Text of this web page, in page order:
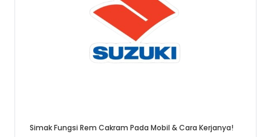
Simak Fungsi Rem Cakram Pada Mobil & Cara Kerjanya!